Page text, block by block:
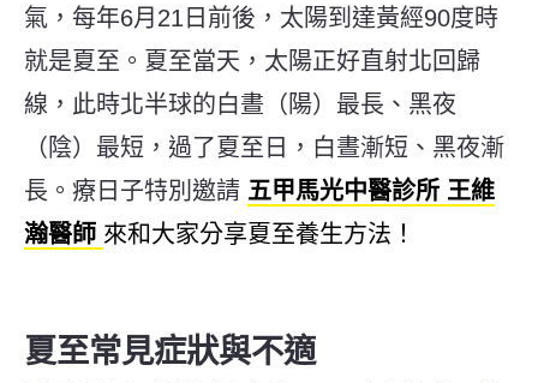
氣，每年6月21日前後，太陽到達黃經90度時
就是夏至。夏至當天，太陽正好直射北回歸
線，此時北半球的白晝（陽）最長、黑夜
（陰）最短，過了夏至日，白晝漸短、黑夜漸
長。療日子特別邀請 五甲馬光中醫診所 王維
瀚醫師 來和大家分享夏至養生方法！
夏至常見症狀與不適